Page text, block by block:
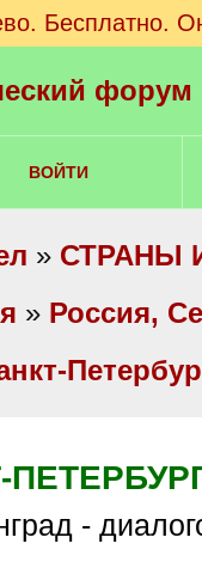
Бесплатно.
ВОЙТИ
» СТРАНЫ
» Россия,
-